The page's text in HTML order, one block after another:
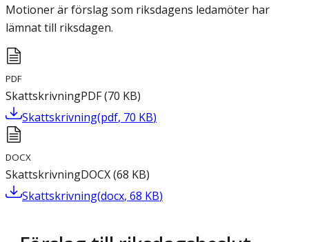
Motioner är förslag som riksdagens ledamöter har
lämnat till riksdagen.
PDF
SkattskrivningPDF(70 KB)
Skattskrivning(pdf, 70 KB)
DOCX
SkattskrivningDOCX(68 KB)
Skattskrivning(docx, 68 KB)